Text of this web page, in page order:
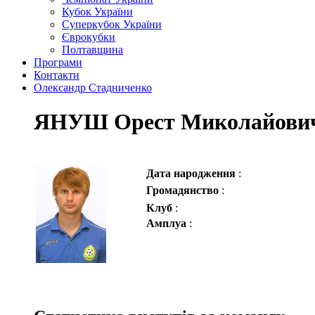
Кубок України
Суперкубок України
Єврокубки
Полтавщина
Програми
Контакти
Олександр Стадниченко
ЯНУШ Орест
Дата народження :
Громадянство :
Клуб :
Амплуа :